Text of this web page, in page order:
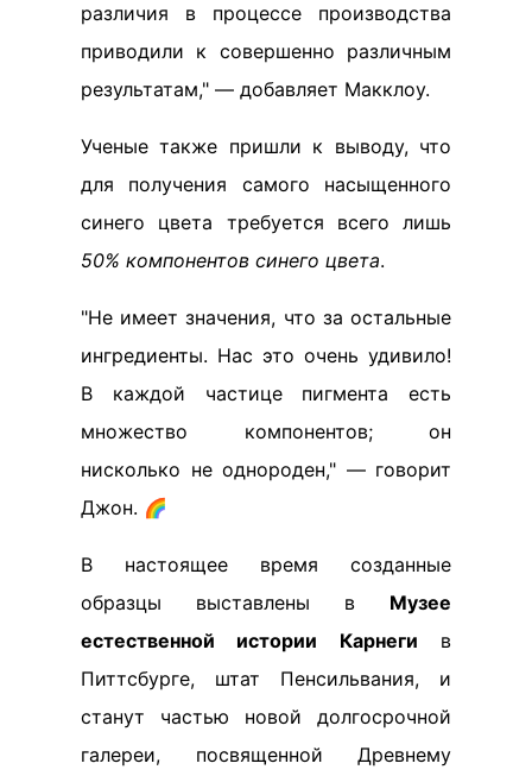
различия в процессе производства
приводили к совершенно различным
результатам," — добавляет Макклоу.
Ученые также пришли к выводу, что
для получения самого насыщенного
синего цвета требуется всего лишь
50% компонентов синего цвета.
"Не имеет значения, что за остальные
ингредиенты. Нас это очень удивило!
В каждой частице пигмента есть
множество компонентов; он
нисколько не однороден," — говорит
Джон. 🌈
В настоящее время созданные
образцы выставлены в Музее
естественной истории Карнеги в
Питтсбурге, штат Пенсильвания, и
станут частью новой долгосрочной
галереи, посвященной Древнему